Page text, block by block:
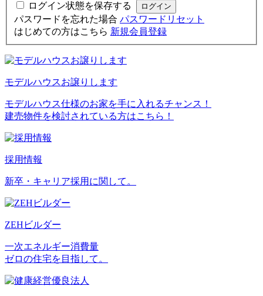
ログイン状態を保存する
パスワードを忘れた場合 パスワードリセット
はじめての方はこちら 新規会員登録
モデルハウスお譲りします
モデルハウス仕様のお家を手に入れるチャンス！
建売物件を検討されている方はこちら！
採用情報
新卒・キャリア採用に関して。
ZEHビルダー
一次エネルギー消費量
ゼロの住宅を目指して。